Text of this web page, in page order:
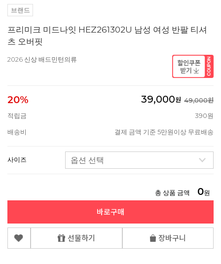
브랜드
프리미크 미드나잇 HEZ261302U 남성 여성 반팔 티셔
츠 오버핏
2026 신상 배드민턴의류
20% 39,000원 49,000원
적립금
390원
배송비 결제 금액 기준 5만원이상 무료배송
사이즈
총 상품 금액 0원
바로구매
선물하기 장바구니